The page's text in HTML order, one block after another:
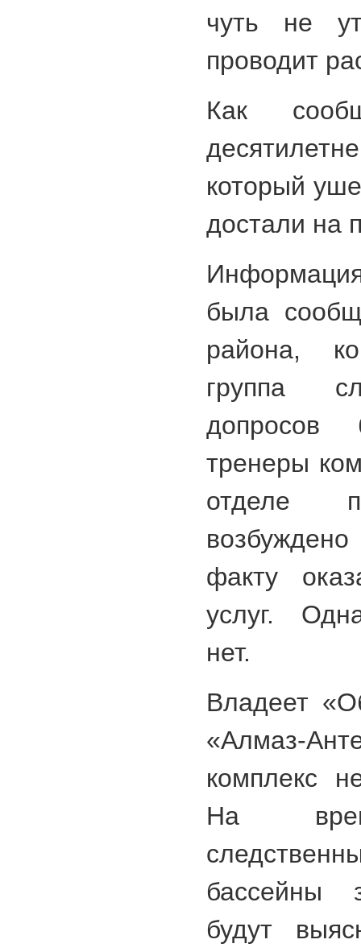
чуть не
проводит
Как
который
достали на
была
района,
группа
допросов
тренеры
отделе
факту
услуг.
нет.
Владеет
«Алмаз-
комплекс
На
бассейны
будут